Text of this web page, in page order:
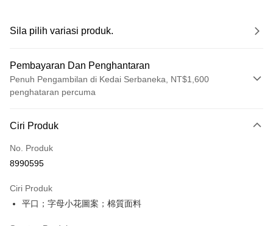
Sila pilih variasi produk.
Pembayaran Dan Penghantaran
Penuh Pengambilan di Kedai Serbaneka, NT$1,600
penghataran percuma
Kad Kredit (Bayaran Penuh)
Pengambilan di Kedai Serbaneka
Apple Pay
Ciri Produk
No. Produk
8990595
Ciri Produk
平口；字母小花圖案；棉質面料